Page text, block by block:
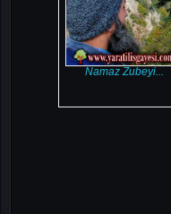
Namaz Zubeyi...